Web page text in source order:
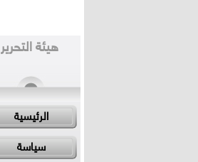
هيئة التحرير
الرئيسية
سياسة